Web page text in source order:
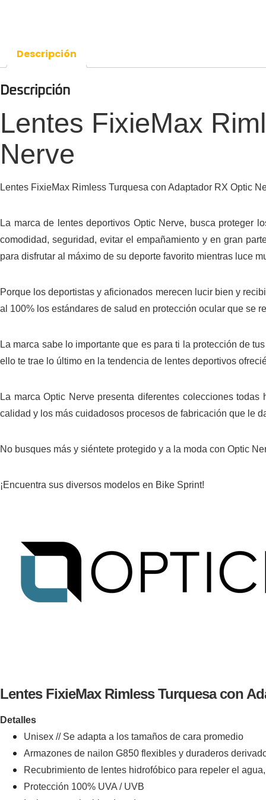
Descripción
Descripción
Lentes FixieMax
Nerve
Lentes FixieMax Rimless Turquesa con Adaptador RX Optic
La marca de lentes deportivos Optic Nerve, busca proteger
comodidad, seguridad, evitar el empañamiento y en gran
para disfrutar al máximo de su deporte favorito mientras luce
Porque los deportistas y aficionados merecen lucir bien y
al 100% los estándares de salud en protección ocular que se
La marca sabe lo importante que es para ti la protección de
ello te trae lo último en la tendencia de lentes deportivos
La marca Optic Nerve presenta diferentes colecciones
calidad y los más cuidadosos procesos de fabricación que le
No busques más y siéntete protegido y a la moda con Optic
¡Encuentra sus diversos modelos en Bike Sprint!
Lentes FixieMax Rimless Turquesa con
Detalles
Unisex // Se adapta a los tamaños de cara promedio
Armazones de nailon G850 flexibles y duraderos
Recubrimiento de lentes hidrofóbico para repeler el
Protección 100% UVA / UVB